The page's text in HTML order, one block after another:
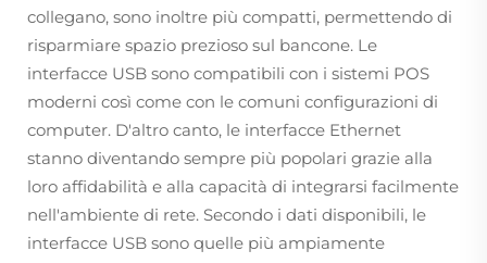
collegano, sono inoltre più compatti, permettendo di
risparmiare spazio prezioso sul bancone. Le
interfacce USB sono compatibili con i sistemi POS
moderni così come con le comuni configurazioni di
computer. D'altro canto, le interfacce Ethernet
stanno diventando sempre più popolari grazie alla
loro affidabilità e alla capacità di integrarsi facilmente
nell'ambiente di rete. Secondo i dati disponibili, le
interfacce USB sono quelle più ampiamente